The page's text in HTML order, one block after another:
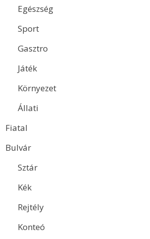
Egészség
Sport
Gasztro
Játék
Környezet
Állati
Fiatal
Bulvár
Sztár
Kék
Rejtély
Konteó